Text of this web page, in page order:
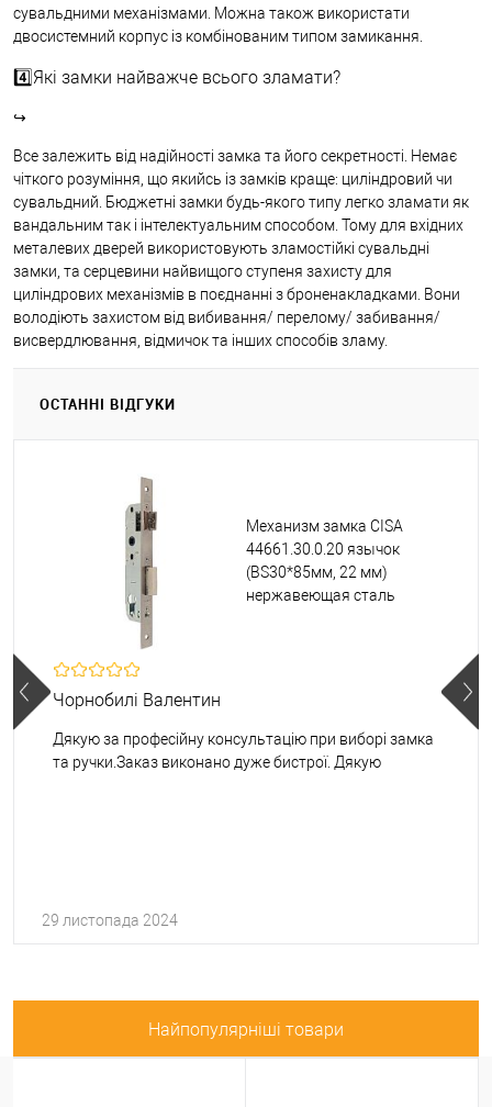
сувальдними механізмами. Можна також використати
двосистемний корпус із комбінованим типом замикання.
4️⃣Які замки найважче всього зламати?
↪
Все залежить від надійності замка та його секретності. Немає
чіткого розуміння, що якийсь із замків краще: циліндровий чи
сувальдний. Бюджетні замки будь-якого типу легко зламати як
вандальним так і інтелектуальним способом. Тому для вхідних
металевих дверей використовують зламостійкі сувальдні
замки, та серцевини найвищого ступеня захисту для
циліндрових механізмів в поєднанні з броненакладками. Вони
володіють захистом від вибивання/ перелому/ забивання/
висвердлювання, відмичок та інших способів зламу.
ОСТАННІ ВІДГУКИ
Механизм замка CISA
44661.30.0.20 язычок
(BS30*85мм, 22 мм)
нержавеющая сталь
Чорнобилі Валентин
Дякую за професійну консультацію при виборі замка
та ручки.Заказ виконано дуже бистрої. Дякую
29 листопада 2024
Найпопулярніші товари